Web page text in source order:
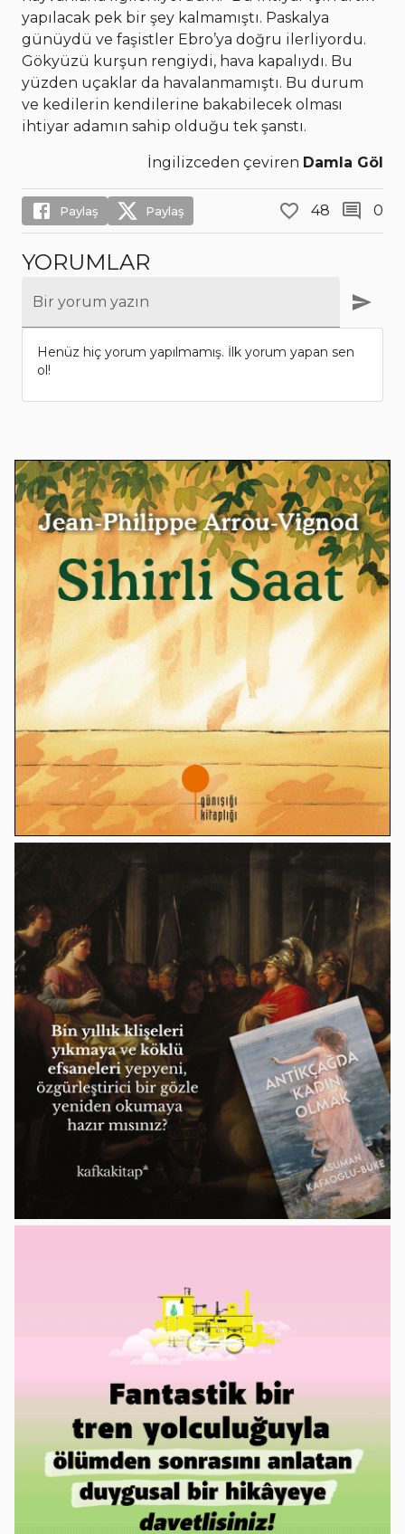
yapılacak pek bir şey kalmamıştı. Paskalya
günüydü ve faşistler Ebro’ya doğru ilerliyordu.
Gökyüzü kurşun rengiydi, hava kapalıydı. Bu
yüzden uçaklar da havalanmamıştı. Bu durum
ve kedilerin kendilerine bakabilecek olması
ihtiyar adamın sahip olduğu tek şanstı.
İngilizceden çeviren Damla Göl
Paylaş Paylaş 48 0
YORUMLAR
Bir yorum yazın
Henüz hiç yorum yapılmamış. İlk yorum yapan sen
ol!